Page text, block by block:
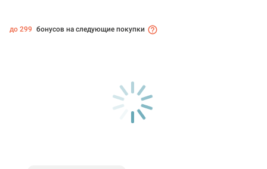
до 299 бонусов на следующие покупки